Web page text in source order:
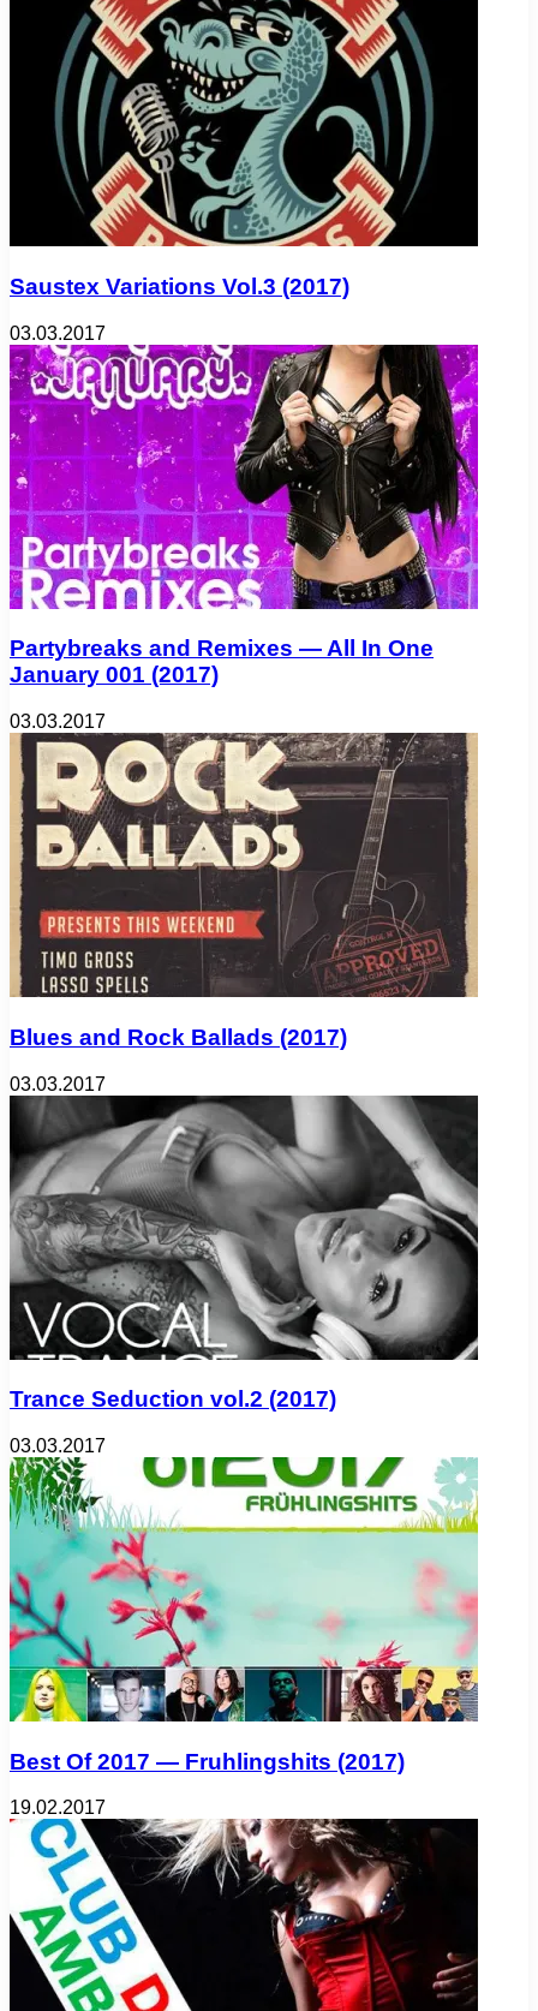
Saustex Variations Vol.3 (2017)
03.03.2017
Partybreaks and Remixes — All In One
January 001 (2017)
03.03.2017
Blues and Rock Ballads (2017)
03.03.2017
Trance Seduction vol.2 (2017)
03.03.2017
Best Of 2017 — Fruhlingshits (2017)
19.02.2017